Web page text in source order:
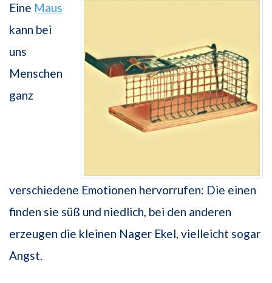
Eine Maus
kann bei
uns
Menschen
ganz
verschiedene Emotionen hervorrufen: Die einen
finden sie süß und niedlich, bei den anderen
erzeugen die kleinen Nager Ekel, vielleicht sogar
Angst.